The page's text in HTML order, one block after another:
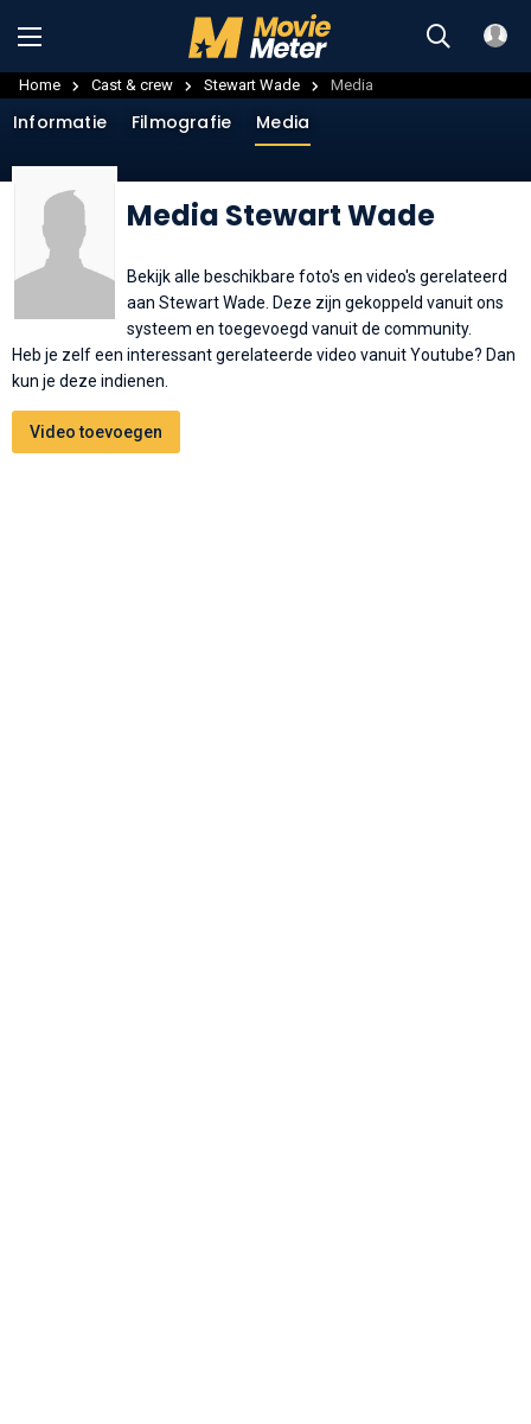
Home Cast & crew Stewart Wade Media
Media Stewart Wade
Informatie Filmografie Media
Bekijk alle beschikbare foto's en video's gerelateerd
aan Stewart Wade. Deze zijn gekoppeld vanuit ons
systeem en toegevoegd vanuit de community.
Heb je zelf een interessant gerelateerde video vanuit Youtube? Dan
kun je deze indienen.
Video toevoegen